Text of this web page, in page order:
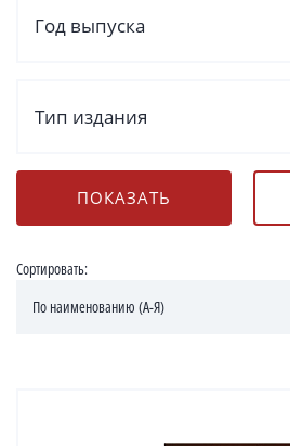
Год выпуска
Тип издания
Сортировать:
По наименованию (А-Я)